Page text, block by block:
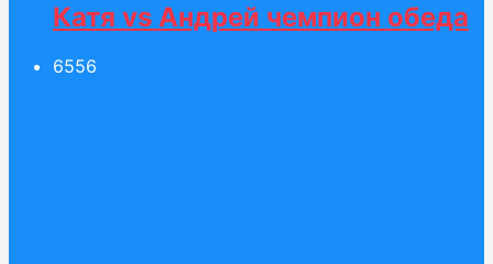
Катя vs Андрей чемпион обеда
6556